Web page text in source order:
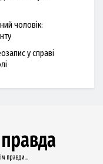
чоловік:
у справі